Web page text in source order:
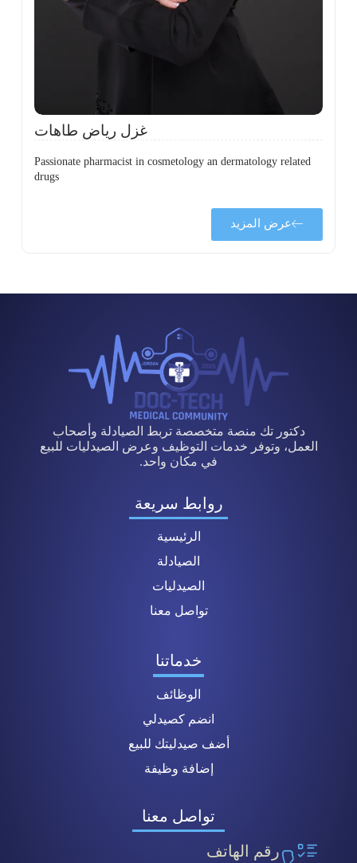
غزل رياض طاهات
Passionate pharmacist in cosmetology an dermatology related
drugs
عرض المزيد
دكتور تك منصة متخصصة تربط الصيادلة وأصحاب
العمل، وتوفر خدمات التوظيف وعرض الصيدليات للبيع
في مكان واحد.
روابط سريعة
الرئيسية
الصيادلة
الصيدليات
تواصل معنا
خدماتنا
الوظائف
انضم كصيدلي
أضف صيدليتك للبيع
إضافة وظيفة
تواصل معنا
رقم الهاتف